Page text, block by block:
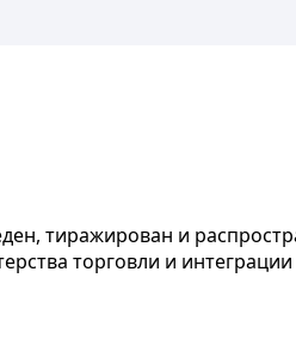
тиражирован и
торговли и интеграции